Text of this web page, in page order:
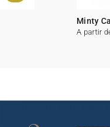
Minty
A partir